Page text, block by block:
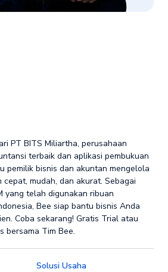
PT BITS Miliartha, perusahaan
terbaik dan aplikasi pembukuan
pemilik bisnis dan akuntan mengelola
mudah, dan akurat. Sebagai
yang telah digunakan ribuan
Bee siap bantu bisnis Anda
Coba sekarang! Gratis Trial atau
bersama Tim Bee.
Solusi Usaha